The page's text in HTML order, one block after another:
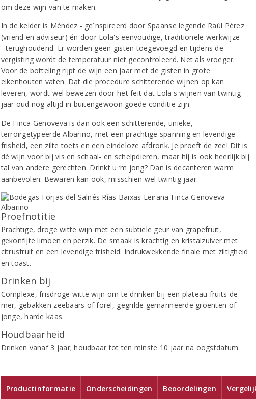
om deze wijn van te maken.
In de kelder is Méndez - geïnspireerd door Spaanse legende Raúl Pérez
(vriend en adviseur) én door Lola's eenvoudige, traditionele werkwijze
- terughoudend. Er worden geen gisten toegevoegd en tijdens de
vergisting wordt de temperatuur niet gecontroleerd. Net als vroeger.
Voor de botteling rijpt de wijn een jaar met de gisten in grote
eikenhouten vaten. Dat die procedure schitterende wijnen op kan
leveren, wordt wel bewezen door het feit dat Lola's wijnen van twintig
jaar oud nog altijd in buitengewoon goede conditie zijn.
De Finca Genoveva is dan ook een schitterende, unieke,
terroirgetypeerde Albariño, met een prachtige spanning en levendige
frisheid, een zilte toets en een eindeloze afdronk. Je proeft de zee! Dit is
dé wijn voor bij vis en schaal- en schelpdieren, maar hij is ook heerlijk bij
tal van andere gerechten. Drinkt u ‘m jong? Dan is decanteren warm
aanbevolen. Bewaren kan ook, misschien wel twintig jaar.
Proefnotitie
Prachtige, droge witte wijn met een subtiele geur van grapefruit,
gekonfijte limoen en perzik. De smaak is krachtig en kristalzuiver met
citrusfruit en een levendige frisheid. Indrukwekkende finale met ziltigheid
en toast.
Drinken bij
Complexe, frisdroge witte wijn om te drinken bij een plateau fruits de
mer, gebakken zeebaars of forel, gegrilde gemarineerde groenten of
jonge, harde kaas.
Houdbaarheid
Drinken vanaf 3 jaar; houdbaar tot ten minste 10 jaar na oogstdatum.
Productinformatie Onderscheidingen Beoordelingen